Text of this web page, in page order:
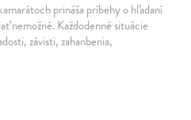
prináša príbehy o hľadaní
nemožné. Každodenné situácie
závisti, zahanbenia,